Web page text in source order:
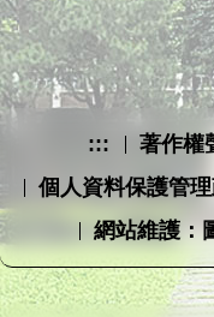
::: 著作權
個人資料保護管
網站維護：